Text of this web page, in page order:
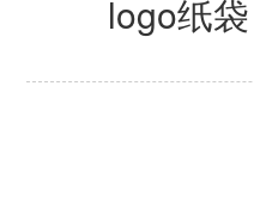
logo纸袋